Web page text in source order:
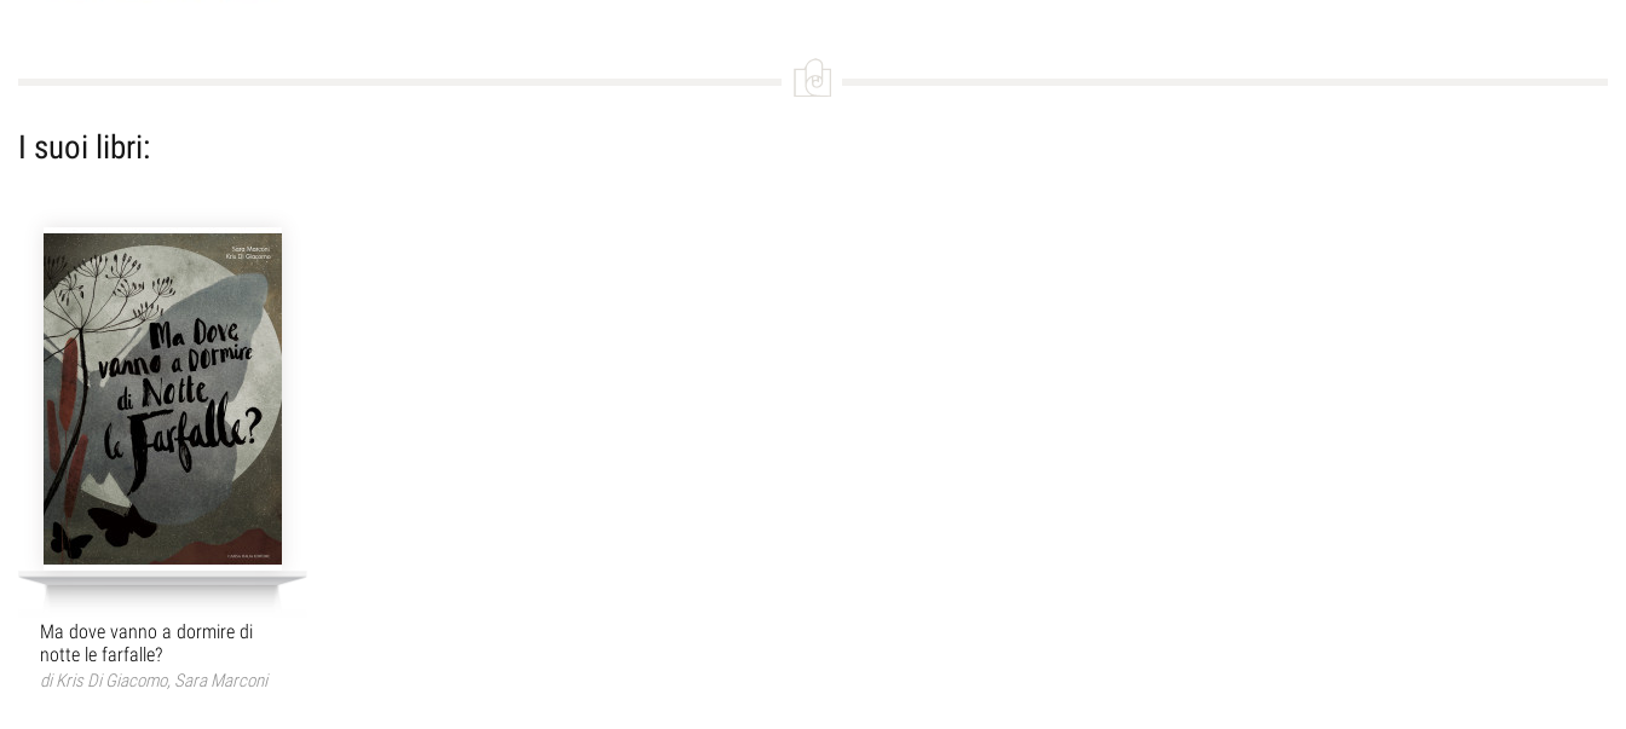
I suoi libri:
Ma dove vanno a dormire di
notte le farfalle?
diKris Di Giacomo, Sara Marconi